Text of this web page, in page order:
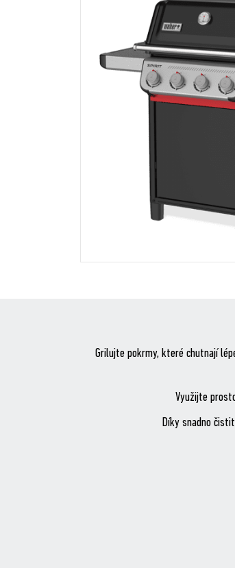
Grilujte pokrmy, které chutnají
Využijte
Díky snadno